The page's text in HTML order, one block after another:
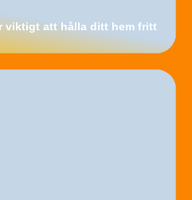
viktigt att hålla ditt hem fritt